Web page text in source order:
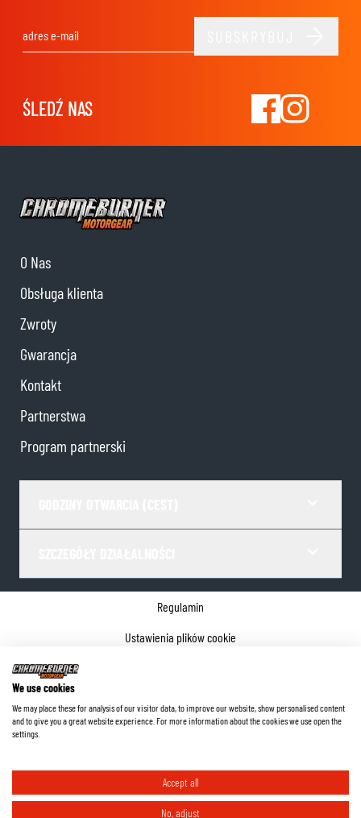
ŚLEDŹ NAS
O Nas
Obsługa klienta
Zwroty
Gwarancja
Kontakt
Partnerstwa
Program partnerski
Regulamin
Ustawienia plików cookie
©2026ChromeBurner - Wszelkie prawa zastrzeżone.
We use cookies
We may place these for analysis of our visitor data, to improve our website, show personalised content
and to give you a great website experience. For more information about the cookies we use open the
settings.
Accept all
No, adjust